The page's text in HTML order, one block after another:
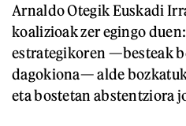
Arnaldo Otegik Euskadi
koalizioak zer egingo
estrategikoren —besteak
dagokiona— alde
eta bostetan abstentziora